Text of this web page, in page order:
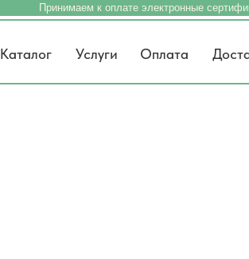
Принимаем к оплате электронные
Оплата
Услуги
Каталог